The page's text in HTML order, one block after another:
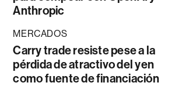
Anthropic
MERCADOS
Carry trade resiste pese a la
pérdida de atractivo del yen
como fuente de financiación